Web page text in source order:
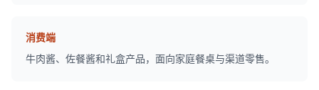
消费端
牛肉酱、佐餐酱和礼盒产品，面向家庭餐桌与渠道零售。